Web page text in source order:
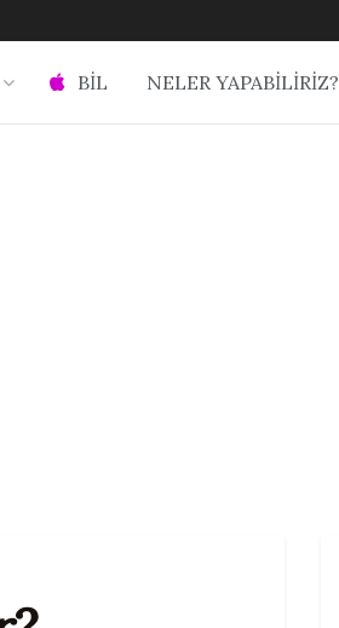
BİL NELER YAPABİLİRİZ?